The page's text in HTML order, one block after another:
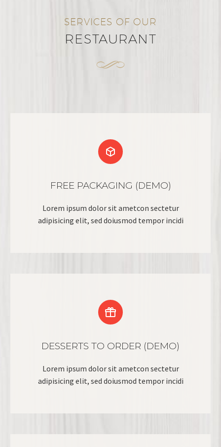
SERVICES OF OUR
RESTAURANT


FREE PACKAGING (DEMO)
Lorem ipsum dolor sit ametcon sectetur
adipisicing elit, sed doiusmod tempor incidi


DESSERTS TO ORDER (DEMO)
Lorem ipsum dolor sit ametcon sectetur
adipisicing elit, sed doiusmod tempor incidi